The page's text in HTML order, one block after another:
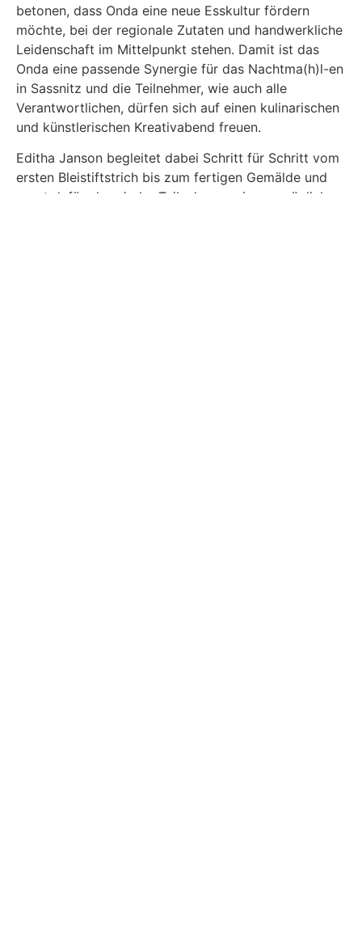
betonen, dass Onda eine neue Esskultur fördern
möchte, bei der regionale Zutaten und handwerkliche
Leidenschaft im Mittelpunkt stehen. Damit ist das
Onda eine passende Synergie für das Nachtma(h)l-en
in Sassnitz und die Teilnehmer, wie auch alle
Verantwortlichen, dürfen sich auf einen kulinarischen
und künstlerischen Kreativabend freuen.
Editha Janson begleitet dabei Schritt für Schritt vom
ersten Bleistiftstrich bis zum fertigen Gemälde und
sorgt dafür, dass jeder Teilnehmer seine persönliche